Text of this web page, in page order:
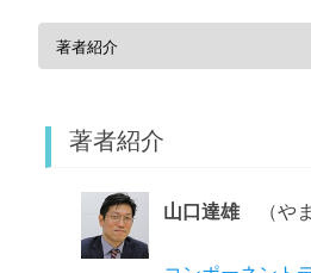
Skip to content
著者紹介
山口達雄（やま